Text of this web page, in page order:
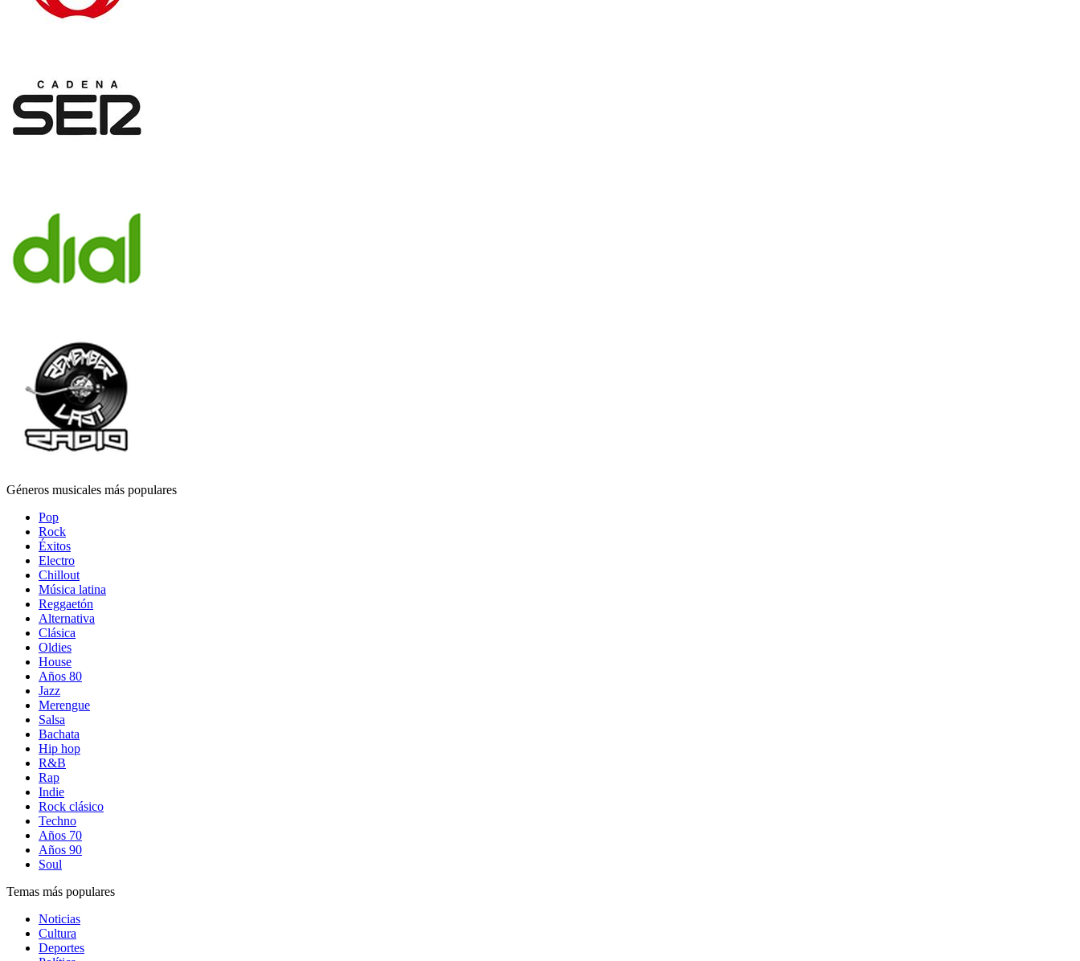
Géneros musicales más populares
Pop
Rock
Éxitos
Electro
Chillout
Música latina
Reggaetón
Alternativa
Clásica
Oldies
House
Años 80
Jazz
Merengue
Salsa
Bachata
Hip hop
R&B
Rap
Indie
Rock clásico
Techno
Años 70
Años 90
Soul
Temas más populares
Noticias
Cultura
Deportes